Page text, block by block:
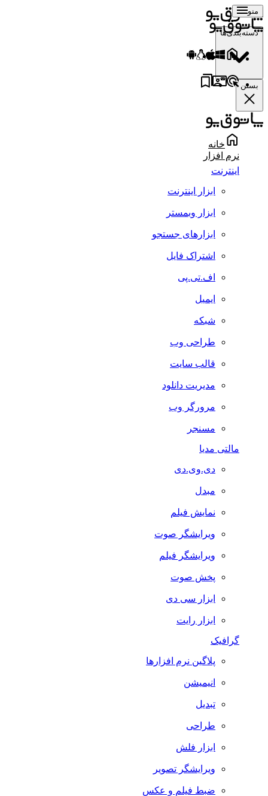
منو
دسته‌بندی‌ها
بستن
خانه
نرم افزار
اینترنت
ابزار اینترنت
ابزار وبمستر
ابزارهای جستجو
اشتراک فایل
اف.تی.پی
ایمیل
شبکه
طراحی وب
قالب سایت
مدیریت دانلود
مرورگر وب
مسنجر
مالتی مدیا
دی.وی.دی
مبدل
نمایش فیلم
ویرایشگر صوت
ویرایشگر فیلم
پخش صوت
ابزار سی دی
ابزار رایت
گرافیک
پلاگین نرم افزارها
انیمیشن
تبدیل
طراحی
ابزار فلش
ویرایشگر تصویر
ضبط فيلم و عكس